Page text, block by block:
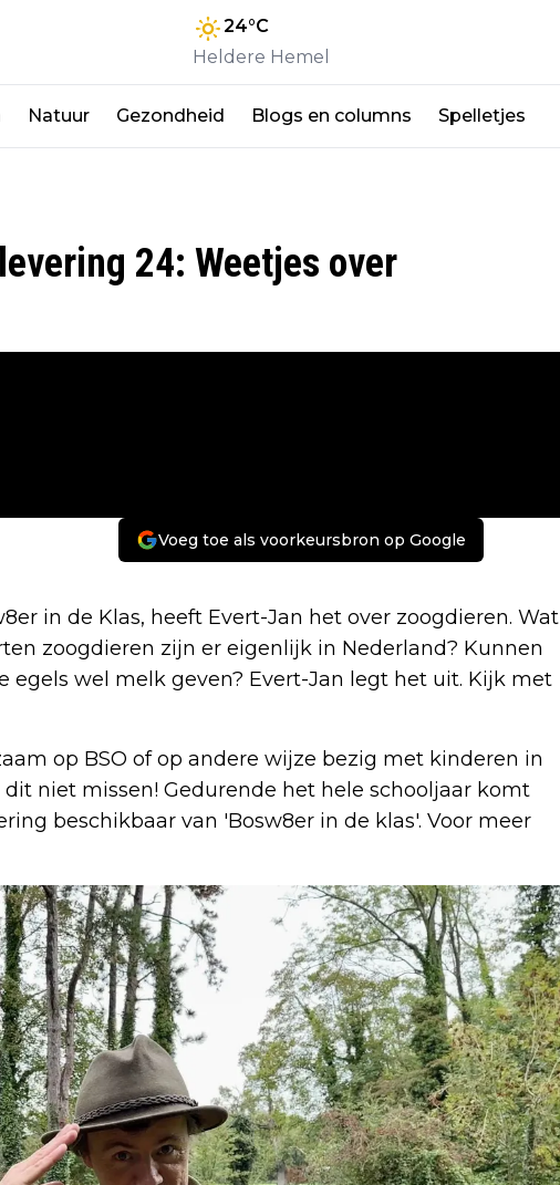
24°C
Heldere Hemel
Natuur Gezondheid Blogs en columns Spelletjes
24: Weetjes over
Voeg toe als voorkeursbron op Google
in de Klas, heeft Evert-Jan het over zoogdieren. Wat
zoogdieren zijn er eigenlijk in Nederland? Kunnen
egels wel melk geven? Evert-Jan legt het uit. Kijk met
op BSO of op andere wijze bezig met kinderen in
niet missen! Gedurende het hele schooljaar komt
beschikbaar van 'Bosw8er in de klas'. Voor meer